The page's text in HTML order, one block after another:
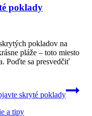
poklady
pokladov na
pláže – toto miesto
Poďte sa presvedčiť
skryté poklady